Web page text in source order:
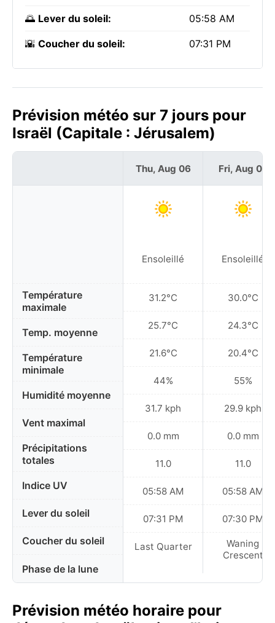
🌅 Lever du soleil: 05:58 AM
🌇 Coucher du soleil: 07:31 PM
Prévision météo sur 7 jours pour
Israël (Capitale : Jérusalem)
Température
maximale
Temp. moyenne
Température
minimale
Humidité moyenne
Vent maximal
Précipitations
totales
Indice UV
Lever du soleil
Coucher du soleil
Phase de la lune
Thu, Aug 06
Ensoleillé
31.2°C
25.7°C
21.6°C
44%
31.7 kph
0.0 mm
11.0
05:58 AM
07:31 PM
Last Quarter
Fri, Aug 07
Ensoleillé
30.0°C
24.3°C
20.4°C
55%
29.9 kph
0.0 mm
11.0
05:58 AM
07:30 PM
Waning
Crescent
Prévision météo horaire pour